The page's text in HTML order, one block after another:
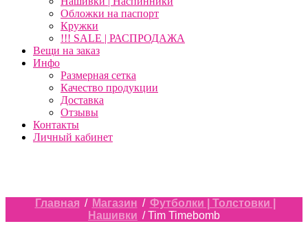
Обложки на паспорт
Кружки
!!! SALE | РАСПРОДАЖА
Вещи на заказ
Инфо
Размерная сетка
Качество продукции
Доставка
Отзывы
Контакты
Личный кабинет
Главная / Магазин / Футболки | Толстовки |
Нашивки / Tim Timebomb